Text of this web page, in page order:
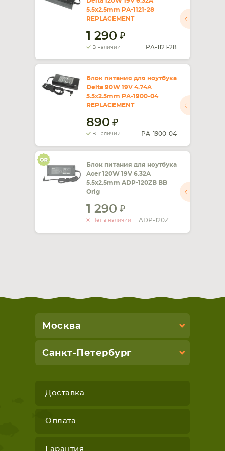
5.5x2.5mm PA-1121-28
REPLACEMENT
1 290
В наличии PA-1121-28
Блок питания для ноутбука
Delta 90W 19V 4.74A
5.5x2.5mm PA-1900-04
REPLACEMENT
890
В наличии PA-1900-04
Блок питания для ноутбука
Acer 120W 19V 6.32A
5.5x2.5mm ADP-120ZB BB
Orig
1 290
Нет в наличии
Москва
Санкт-Петербург
Доставка
Оплата
Гарантия